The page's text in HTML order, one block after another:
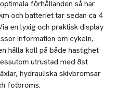
förhållanden så har
och batteriet tar sedan ca 4
en lyxig och praktisk display
information om cykeln,
hålla koll på både hastighet
utrustad med 8st
hydrauliska skivbromsar
fotbroms.